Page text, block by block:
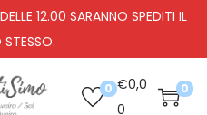
12.00 SARANNO SPEDITI IL
0 €0,0
0
0